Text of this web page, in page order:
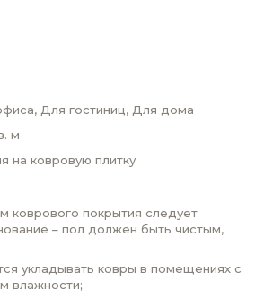
Для гостиниц, Для дома
м
на ковровую плитку
коврового покрытия следует
– пол должен быть чистым,
укладывать ковры в помещениях с
влажности;